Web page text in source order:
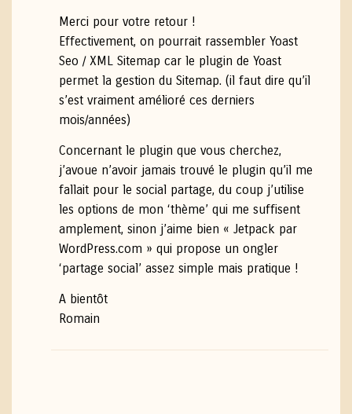
Merci pour votre retour !
Effectivement, on pourrait rassembler Yoast
Seo / XML Sitemap car le plugin de Yoast
permet la gestion du Sitemap. (il faut dire qu’il
s’est vraiment amélioré ces derniers
mois/années)
Concernant le plugin que vous cherchez,
j’avoue n’avoir jamais trouvé le plugin qu’il me
fallait pour le social partage, du coup j’utilise
les options de mon ‘thème’ qui me suffisent
amplement, sinon j’aime bien « Jetpack par
WordPress.com » qui propose un ongler
‘partage social’ assez simple mais pratique !
A bientôt
Romain